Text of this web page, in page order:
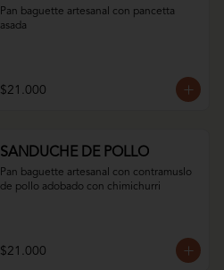
Pan baguette artesanal con pancetta
asada
$21.000
SANDUCHE DE POLLO
Pan baguette artesanal con contramuslo
de pollo adobado con chimichurri
$21.000